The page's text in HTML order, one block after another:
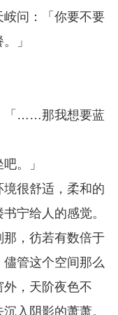
峖问：「你要不要
」
「……那我想要蓝
。」
很舒适，柔和的
宁给人的感觉。
，彷若有数倍于
管这个空间那么
，天阶夜色不
入阴影的萧萧。